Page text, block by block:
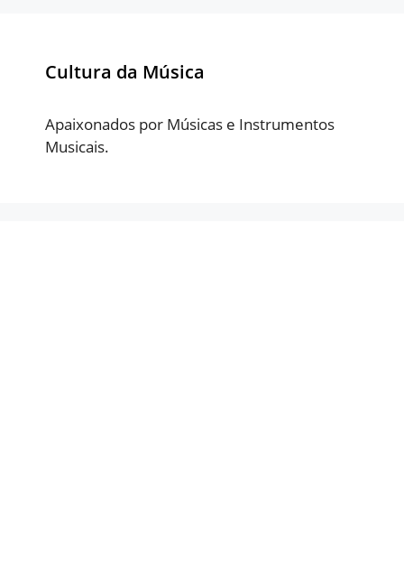
Cultura da Música
Apaixonados por Músicas e Instrumentos
Musicais.